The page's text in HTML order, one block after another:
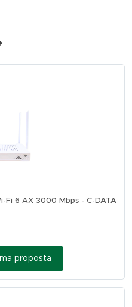
Fi 6 AX 3000 Mbps - C-DATA
proposta